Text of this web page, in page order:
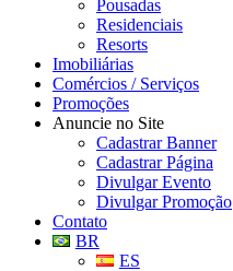
Pousadas
Residenciais
Resorts
Imobiliárias
Comércios / Serviços
Promoções
Anuncie no Site
Cadastrar Banner
Cadastrar Página
Divulgar Evento
Divulgar Promoção
Contato
BR
ES